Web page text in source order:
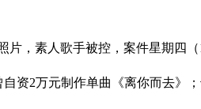
，素人歌手被控，案件星期四
资2万元制作单曲《离你而去》